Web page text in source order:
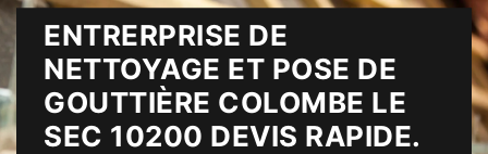
ENTRERPRISE DE
NETTOYAGE ET POSE DE
GOUTTIÈRE COLOMBE LE
SEC 10200 DEVIS RAPIDE.